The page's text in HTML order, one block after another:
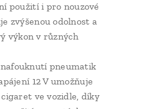
použití i pro nouzové
zvýšenou odolnost a
výkon v různých
pneumatik
12 V umožňuje
ve vozidle, díky